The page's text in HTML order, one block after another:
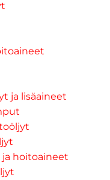
ja lisäaineet
ja hoitoaineet